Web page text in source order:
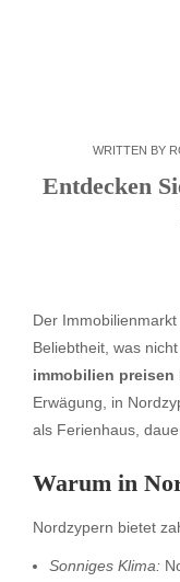
WRITTEN BY
Entdecken
Der Immobilienmarkt
Beliebtheit, was
immobilien preisen
Erwägung, in
als Ferienhaus,
Warum in
Nordzypern bietet
Sonniges Klima: